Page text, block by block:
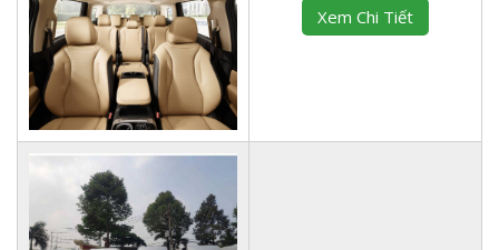
Xem Chi Tiết